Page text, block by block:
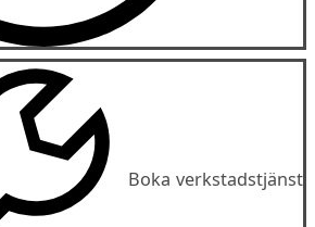
Boka verkstadstjänst